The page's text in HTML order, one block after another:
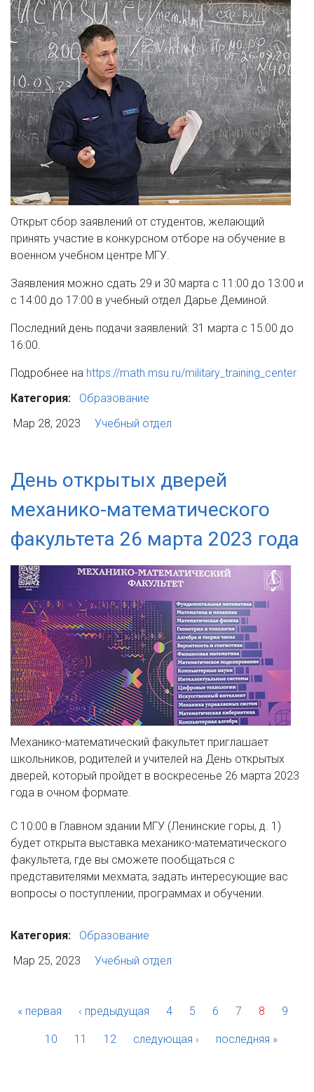
Открыт сбор заявлений от студентов, желающий
принять участие в конкурсном отборе на обучение в
военном учебном центре МГУ.
Заявления можно сдать 29 и 30 марта с 11:00 до 13:00 и
с 14:00 до 17:00 в учебный отдел Дарье Деминой.
Последний день подачи заявлений: 31 марта с 15:00 до
16:00.
Подробнее на https://math.msu.ru/military_training_center
Категория:
Образование
Мар 28, 2023
Учебный отдел
День открытых дверей
механико-математического
факультета 26 марта 2023 года
Механико-математический факультет приглашает
школьников, родителей и учителей на День открытых
дверей, который пройдет в воскресенье 26 марта 2023
года в очном формате.
С 10:00 в Главном здании МГУ (Ленинские горы, д. 1)
будет открыта выставка механико-математического
факультета, где вы сможете пообщаться с
представителями мехмата, задать интересующие вас
вопросы о поступлении, программах и обучении.
Категория:
Образование
Мар 25, 2023
Учебный отдел
« первая ‹ предыдущая 4 5 6 7 8 9
10 11 12 следующая › последняя »